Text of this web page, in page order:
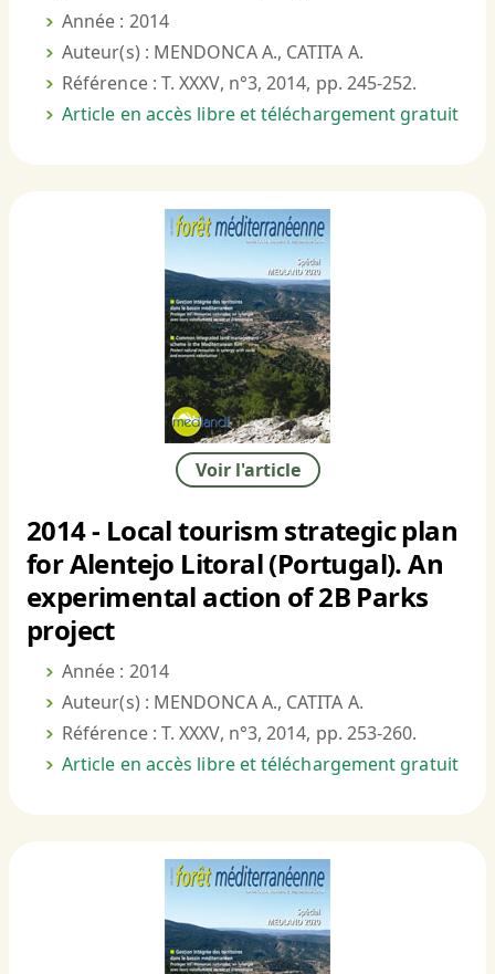
Année : 2014
Auteur(s) : MENDONCA A., CATITA A.
Référence : T. XXXV, n°3, 2014, pp. 245-252.
Article en accès libre et téléchargement gratuit
Voir l'article
2014 - Local tourism strategic plan
for Alentejo Litoral (Portugal). An
experimental action of 2B Parks
project
Année : 2014
Auteur(s) : MENDONCA A., CATITA A.
Référence : T. XXXV, n°3, 2014, pp. 253-260.
Article en accès libre et téléchargement gratuit